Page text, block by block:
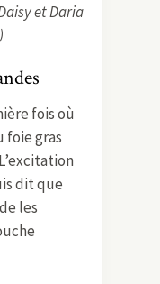
et Daria
)
fois où
foie gras
dit que
les